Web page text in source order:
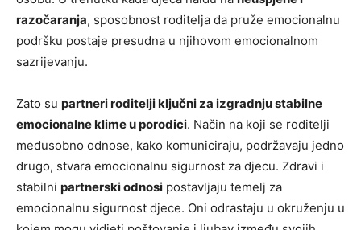
razočaranja, sposobnost roditelja da pruže emocionalnu
podršku postaje presudna u njihovom emocionalnom
sazrijevanju.
Zato su partneri roditelji ključni za izgradnju stabilne
emocionalne klime u porodici. Način na koji se roditelji
međusobno odnose, kako komuniciraju, podržavaju jedno
drugo, stvara emocionalnu sigurnost za djecu. Zdravi i
stabilni partnerski odnosi postavljaju temelj za
emocionalnu sigurnost djece. Oni odrastaju u okruženju u